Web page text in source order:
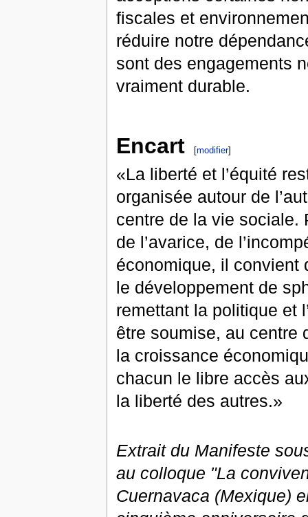
fiscales et
réduire notre
sont des engagements
vraiment durable.
Encart [modifier]
«La liberté et l’équité
organisée autour de
centre de la vie sociale.
de l’avarice, de
économique, il convient
le développement de
remettant la politique et
être soumise, au centre
la croissance
chacun le libre accès
la liberté des autres.»
Extrait du Manifeste
au colloque "La
Cuernavaca (Mexique)